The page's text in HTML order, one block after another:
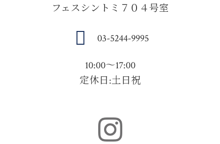
フェスシントミ７０４号室
03-5244-9995
10:00～17:00
定休日:土日祝